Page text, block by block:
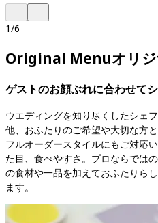
1/6
Original Menuオリ
ゲストのお顔ぶれに合わせて
ウエディングを知り尽くしたシェ
他、おふたりのご希望や大切な方
フルオーダースタイルにもご対応
た目、食べやすさ。プロならでは
の食材や一品を加えておふたりら
ます。